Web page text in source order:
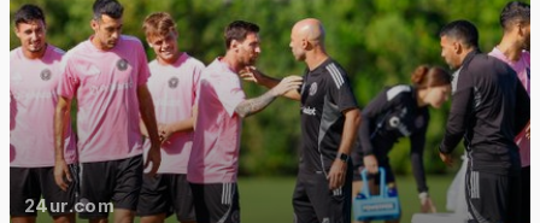
24ur.com